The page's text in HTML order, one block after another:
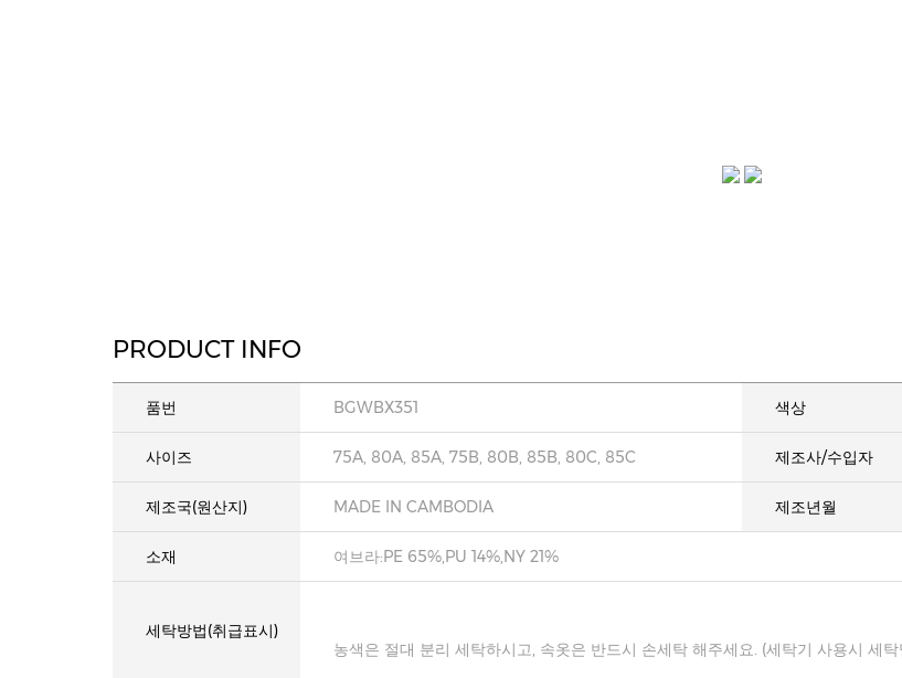
PRODUCT INFO
품번 BGWBX351 색상
사이즈 75A, 80A, 85A, 75B, 80B, 85B, 80C, 85C 제조사/수입자
제조국(원산지) MADE IN CAMBODIA 제조년월
소재 여브라:PE 65%,PU 14%,NY 21%
세탁방법(취급표시)
농색은 절대 분리 세탁하시고, 속옷은 반드시 손세탁 해주세요. (세탁기 사용시 세